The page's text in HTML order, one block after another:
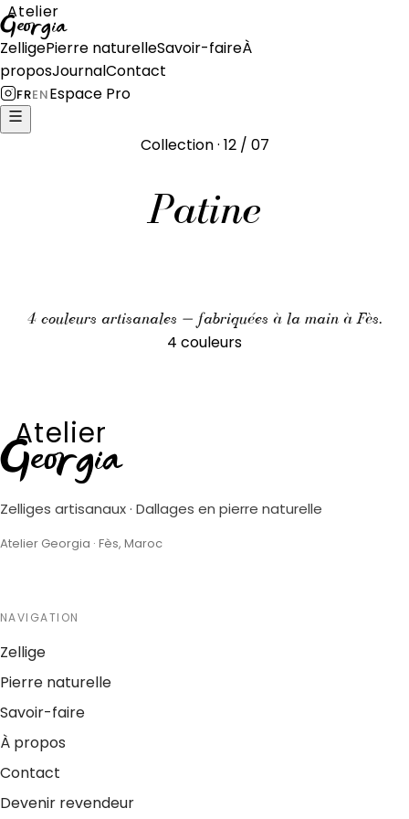
Atelier
Georgia
ZelligePierre naturelleSavoir-faireÀ
proposJournalContact
FRENEspace Pro
Collection · 12 / 07
Patine
4 couleurs artisanales — fabriquées à la main à Fès.
4 couleurs
Atelier
Georgia
Zelliges artisanaux · Dallages en pierre naturelle
Atelier Georgia · Fès, Maroc
NAVIGATION
Zellige
Pierre naturelle
Savoir-faire
À propos
Contact
Devenir revendeur